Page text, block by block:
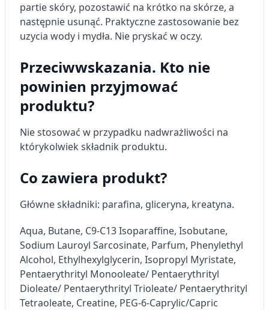
partie skóry, pozostawić na krótko na skórze, a
następnie usunąć. Praktyczne zastosowanie bez
uzycia wody i mydła. Nie pryskać w oczy.
Przeciwwskazania. Kto nie
powinien przyjmować
produktu?
Nie stosować w przypadku nadwrażliwości na
którykolwiek składnik produktu.
Co zawiera produkt?
Główne składniki: parafina, gliceryna, kreatyna.
Aqua, Butane, C9-C13 Isoparaffine, Isobutane,
Sodium Lauroyl Sarcosinate, Parfum, Phenylethyl
Alcohol, Ethylhexylglycerin, Isopropyl Myristate,
Pentaerythrityl Monooleate/ Pentaerythrityl
Dioleate/ Pentaerythrityl Trioleate/ Pentaerythrityl
Tetraoleate, Creatine, PEG-6-Caprylic/Capric
Przechowywanie informacji na urządzeniu
lub dostęp do nich
Wykorzystywanie ograniczonych danych do
Tworzenie profili w celu
spersonalizowanych reklam
Wykorzystanie profili do wyboru
spersonalizowanych reklam
Tworzenie profili w celu personalizacji treści
Wykorzystywanie profili w celu doboru
spersonalizowanych treści
Pomiar efektywności reklam
Pomiar efektywności treści
Rozumienie odbiorców dzięki statystyce lub
kombinacji danych z różnych źródeł
Rozwój i ulepszanie usług